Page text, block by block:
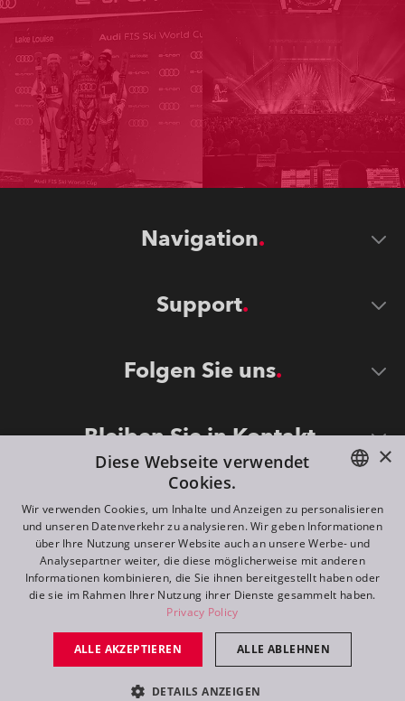
Navigation
Support
Folgen Sie uns
Bleiben Sie in Kontakt
©2026 ROBE lighting s.r.o.
All rights reserved. Created by
Switch to desktop mode
ENGLISH
FR
RU
×
Diese Webseite verwendet
Cookies.
Wir verwenden Cookies, um Inhalte und Anzeigen zu personalisieren
und unseren Datenverkehr zu analysieren. Wir geben Informationen
über Ihre Nutzung unserer Website auch an unsere Werbe- und
Analysepartner weiter, die diese möglicherweise mit anderen
Informationen kombinieren, die Sie ihnen bereitgestellt haben oder
die sie im Rahmen Ihrer Nutzung ihrer Dienste gesammelt haben.
Privacy Policy
ALLE AKZEPTIEREN ALLE ABLEHNEN
DETAILS ANZEIGEN